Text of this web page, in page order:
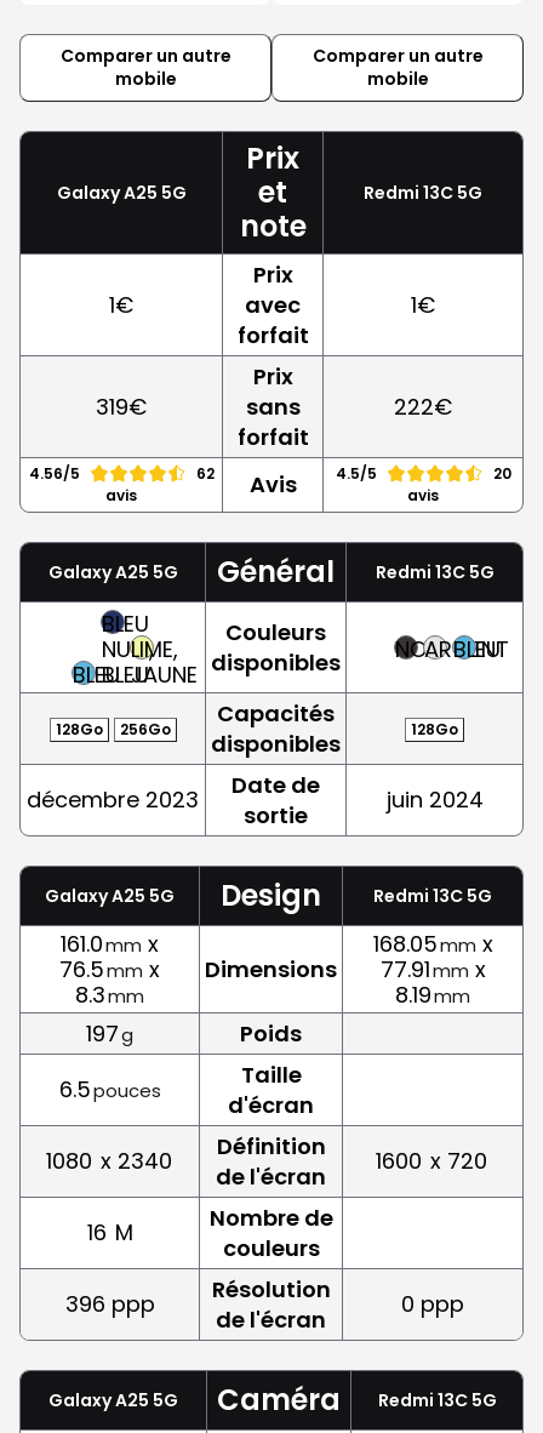
Comparer un autre
mobile
Comparer un autre
mobile
Galaxy A25 5G
Prix
et
note
Redmi 13C 5G
1€
Prix
avec
forfait
1€
319€
Prix
sans
forfait
222€
4.56/5
62
avis
Avis 4.5/5
20
avis
Galaxy A25 5G Général Redmi 13C 5G
BLEU
BLEU
NUIT,
BLEU
LIME,
JAUNE
Couleurs
disponibles
NOIRARGENT
BLEU
128Go 256Go
Capacités
disponibles
128Go
décembre 2023
Date de
sortie
juin 2024
Galaxy A25 5G Design Redmi 13C 5G
161.0mm x
76.5mm x
8.3mm
Dimensions
168.05mm x
77.91mm x
8.19mm
197g
Poids
6.5pouces
Taille
d'écran
1080 x 2340
Définition
de l'écran
1600 x 720
16 M
Nombre de
couleurs
396 ppp
Résolution
de l'écran
0 ppp
Galaxy A25 5G Caméra Redmi 13C 5G